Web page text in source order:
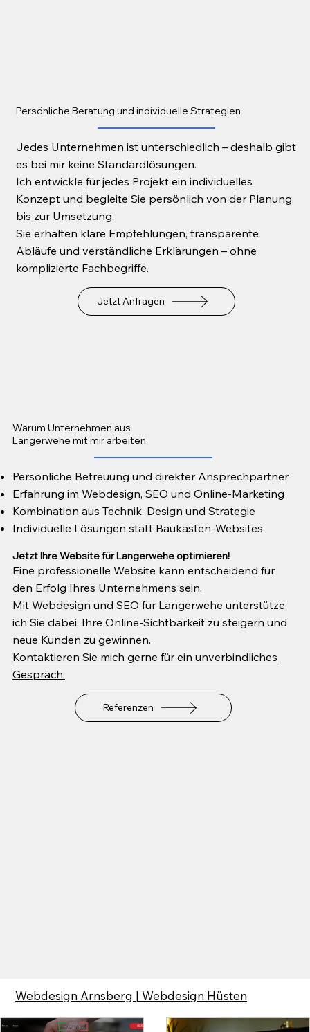
Persönliche Beratung und individuelle Strategien
Jedes Unternehmen ist unterschiedlich – deshalb gibt
es bei mir keine Standardlösungen.
Ich entwickle für jedes Projekt ein individuelles
Konzept und begleite Sie persönlich von der Planung
bis zur Umsetzung.
Sie erhalten klare Empfehlungen, transparente
Abläufe und verständliche Erklärungen – ohne
komplizierte Fachbegriffe.
Jetzt Anfragen
Warum Unternehmen aus
Langerwehe mit mir arbeiten
Persönliche Betreuung und direkter Ansprechpartner
Erfahrung im Webdesign, SEO und Online-Marketing
Kombination aus Technik, Design und Strategie
Individuelle Lösungen statt Baukasten-Websites
Jetzt Ihre Website für Langerwehe optimieren!
Eine professionelle Website kann entscheidend für
den Erfolg Ihres Unternehmens sein.
Mit Webdesign und SEO für Langerwehe unterstütze
ich Sie dabei, Ihre Online-Sichtbarkeit zu steigern und
neue Kunden zu gewinnen.
Kontaktieren Sie mich gerne für ein unverbindliches
Gespräch.
Referenzen
Webdesign Arnsberg | Webdesign Hüsten